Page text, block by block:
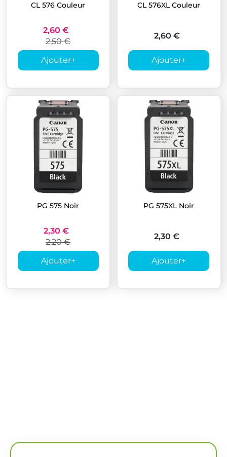
CL 576 Couleur
2,60 €
2,50 €
Ajouter+
CL 576XL Couleur
2,60 €
Ajouter+
PG 575 Noir
2,30 €
2,20 €
Ajouter+
PG 575XL Noir
2,30 €
Ajouter+